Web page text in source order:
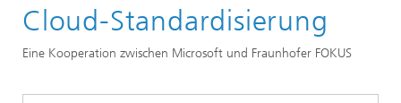
Digital Public Services
Cloud-Standardisierung
Eine Kooperation zwischen Microsoft und Fraunhofer FOKUS